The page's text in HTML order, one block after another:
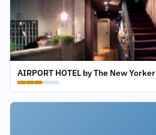
AIRPORT HOTEL by The New Yorker